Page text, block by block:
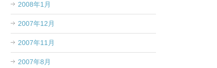
2008年1月
2007年12月
2007年11月
2007年8月